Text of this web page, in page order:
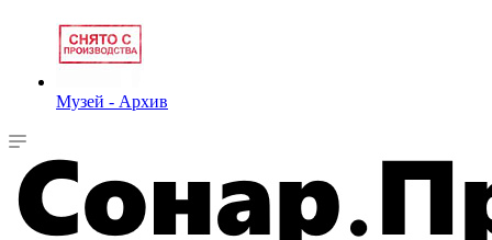
Музей - Архив